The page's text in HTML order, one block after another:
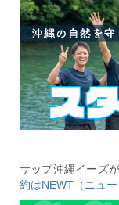
サップ沖縄イーズが
約はNEWT（ニュー